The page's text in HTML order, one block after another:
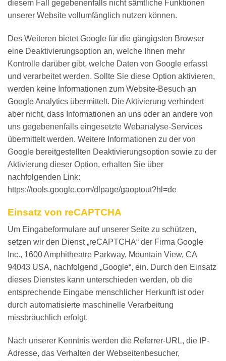
diesem Fall gegebenenfalls nicht sämtliche Funktionen
unserer Website vollumfänglich nutzen können.
Des Weiteren bietet Google für die gängigsten Browser
eine Deaktivierungsoption an, welche Ihnen mehr
Kontrolle darüber gibt, welche Daten von Google erfasst
und verarbeitet werden. Sollte Sie diese Option aktivieren,
werden keine Informationen zum Website-Besuch an
Google Analytics übermittelt. Die Aktivierung verhindert
aber nicht, dass Informationen an uns oder an andere von
uns gegebenenfalls eingesetzte Webanalyse-Services
übermittelt werden. Weitere Informationen zu der von
Google bereitgestellten Deaktivierungsoption sowie zu der
Aktivierung dieser Option, erhalten Sie über
nachfolgenden Link:
https://tools.google.com/dlpage/gaoptout?hl=de
Einsatz von reCAPTCHA
Um Eingabeformulare auf unserer Seite zu schützen,
setzen wir den Dienst „reCAPTCHA“ der Firma Google
Inc., 1600 Amphitheatre Parkway, Mountain View, CA
94043 USA, nachfolgend „Google“, ein. Durch den Einsatz
dieses Dienstes kann unterschieden werden, ob die
entsprechende Eingabe menschlicher Herkunft ist oder
durch automatisierte maschinelle Verarbeitung
missbräuchlich erfolgt.
Nach unserer Kenntnis werden die Referrer-URL, die IP-
Adresse, das Verhalten der Webseitenbesucher,